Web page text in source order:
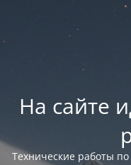
На сайте
Технические работы